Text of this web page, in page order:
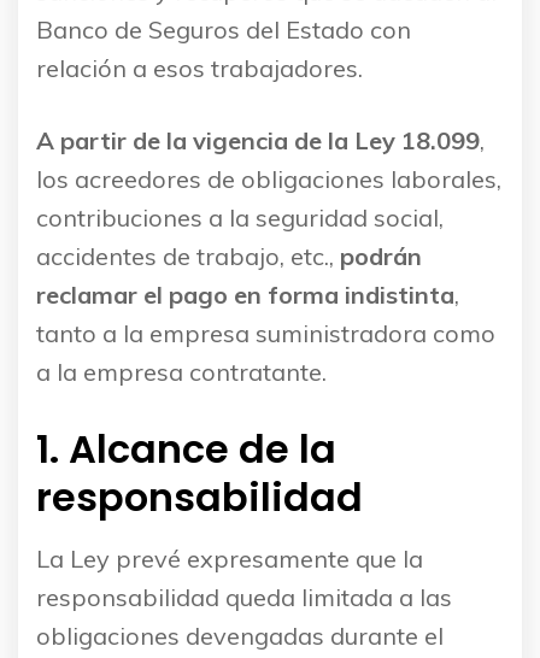
Banco de Seguros del Estado con
relación a esos trabajadores.
A partir de la vigencia de la Ley 18.099,
los acreedores de obligaciones laborales,
contribuciones a la seguridad social,
accidentes de trabajo, etc., podrán
reclamar el pago en forma indistinta,
tanto a la empresa suministradora como
a la empresa contratante.
1. Alcance de la
responsabilidad
La Ley prevé expresamente que la
responsabilidad queda limitada a las
obligaciones devengadas durante el